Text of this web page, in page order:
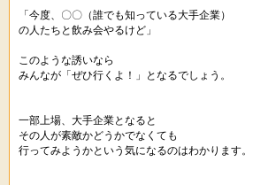
「今度、〇〇（誰でも知っている大手企業）
の人たちと飲み会やるけど」
このような誘いなら
みんなが「ぜひ行くよ！」となるでしょう。
一部上場、大手企業となると
その人が素敵かどうかでなくても
行ってみようかという気になるのはわかります。